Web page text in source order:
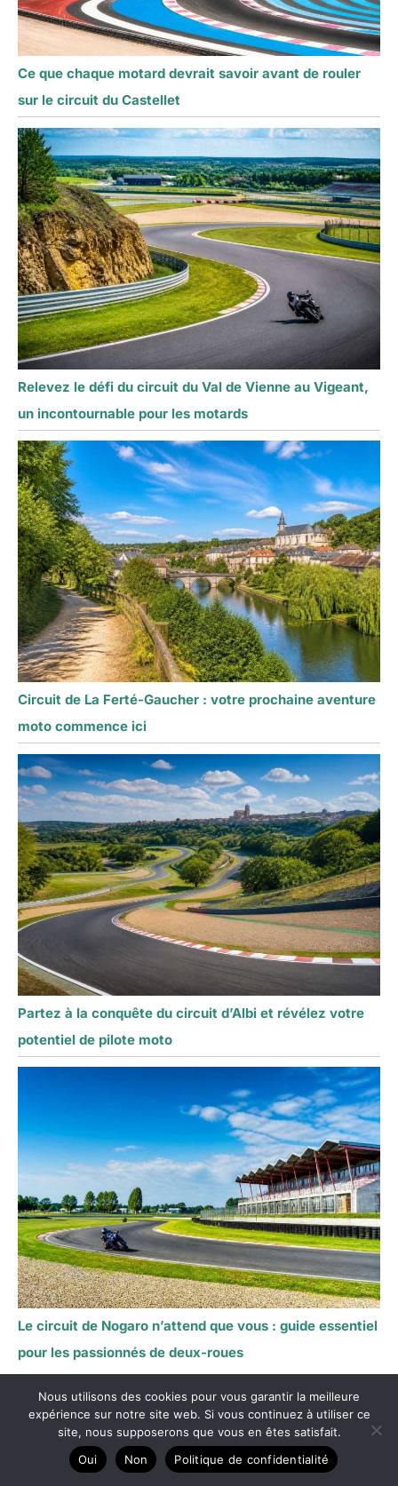
Ce que chaque motard devrait savoir avant de rouler
sur le circuit du Castellet
Relevez le défi du circuit du Val de Vienne au Vigeant,
un incontournable pour les motards
Circuit de La Ferté-Gaucher : votre prochaine aventure
moto commence ici
Partez à la conquête du circuit d’Albi et révélez votre
potentiel de pilote moto
Le circuit de Nogaro n’attend que vous : guide essentiel
pour les passionnés de deux-roues
Nous utilisons des cookies pour vous garantir la meilleure
expérience sur notre site web. Si vous continuez à utiliser ce
site, nous supposerons que vous en êtes satisfait.
Oui
Non Politique de confidentialité